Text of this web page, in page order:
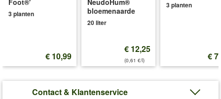
peltatum)
Tijdens de belangrijkste groeiperiode, van de lente tot in de volle
gietwater worden toegevoegd (bijv. art. nr.6487
6058
'Geranium'
Plant- en Verzorgingstips
Foot®'
3 planten
€ 10,99
NeudoHum®
bloemenaarde
20 liter
€ 12,25
(0,61 €/l)
3 planten
€
Contact & Klantenservice